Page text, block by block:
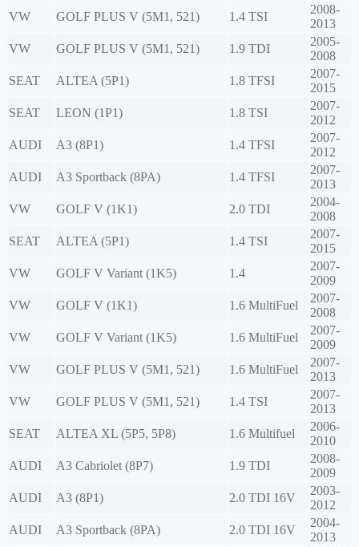
VW
GOLF PLUS V (5M1, 521) 1.4 TSI
2008-
2013
VW
GOLF PLUS V (5M1, 521) 1.9 TDI
2005-
2008
SEAT
ALTEA (5P1) 1.8 TFSI
2007-
2015
SEAT
LEON (1P1) 1.8 TSI
2007-
2012
AUDI
A3 (8P1) 1.4 TFSI
2007-
2012
AUDI
A3 Sportback (8PA) 1.4 TFSI
2007-
2013
VW
GOLF V (1K1) 2.0 TDI
2004-
2008
SEAT
ALTEA (5P1) 1.4 TSI
2007-
2015
VW
GOLF V Variant (1K5) 1.4
2007-
2009
VW
GOLF V (1K1) 1.6 MultiFuel
2007-
2008
VW
GOLF V Variant (1K5) 1.6 MultiFuel
2007-
2009
VW
GOLF PLUS V (5M1, 521) 1.6 MultiFuel
2007-
2013
VW
GOLF PLUS V (5M1, 521) 1.4 TSI
2007-
2013
SEAT
ALTEA XL (5P5, 5P8) 1.6 Multifuel
2006-
2010
AUDI
A3 Cabriolet (8P7) 1.9 TDI
2008-
2009
AUDI
A3 (8P1) 2.0 TDI 16V
2003-
2012
AUDI
A3 Sportback (8PA) 2.0 TDI 16V
2004-
2013